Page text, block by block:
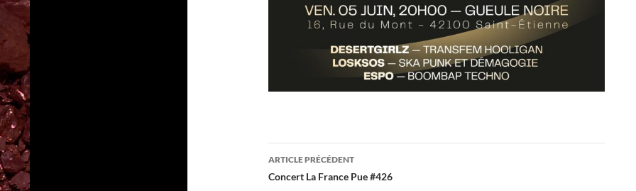
Navigation
des
ARTICLE PRÉCÉDENT
Concert La France Pue #426